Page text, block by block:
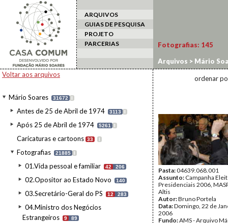
ARQUIVOS
GUIAS DE PESQUISA
PROJETO
PARCERIAS
Voltar aos arquivos
Mário Soares 31672 I
Antes de 25 de Abril de 1974 3113 I
Após 25 de Abril de 1974 5261 I
Caricaturas e cartoons 33 I
Fotografias 21885 I
01.Vida pessoal e familiar 42 206
02.Opositor ao Estado Novo 140
03.Secretário-Geral do PS 12 283
04.Ministro dos Negócios
Estrangeiros
9 89
Fotografias: 145
Arquivos > Mário
2006/MASP3>68-
ordenar
Pasta:04639.068.001
Assunto: Campanha
Presidenciais 2006,
Altis
Autor:Bruno Portela
Data:Domingo, 22 de
2006
Fundo:AMS - Arquivo